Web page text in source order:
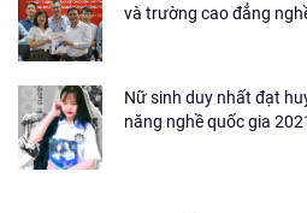
và trường cao đẳng
Nữ sinh duy nhất đạt
năng nghề quốc gia